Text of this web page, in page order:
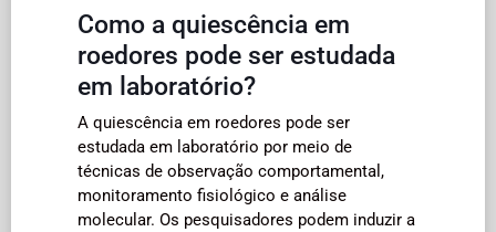
Como a quiescência em
roedores pode ser estudada
em laboratório?
A quiescência em roedores pode ser
estudada em laboratório por meio de
técnicas de observação comportamental,
monitoramento fisiológico e análise
molecular. Os pesquisadores podem induzir a